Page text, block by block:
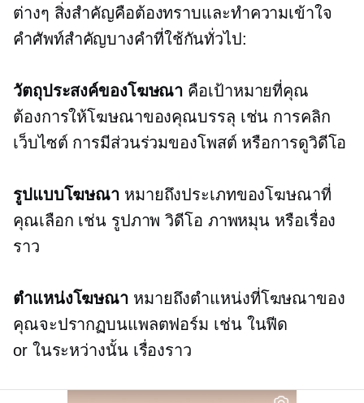
ต่างๆ สิ่งสำคัญคือต้องทราบและทำความเข้าใจ
คำศัพท์สำคัญบางคำที่ใช้กันทั่วไป:
วัตถุประสงค์ของโฆษณา คือเป้าหมายที่คุณ
ต้องการให้โฆษณาของคุณบรรลุ เช่น การคลิก
เว็บไซต์ การมีส่วนร่วมของโพสต์ หรือการดูวิดีโอ
รูปแบบโฆษณา หมายถึงประเภทของโฆษณาที่
คุณเลือก เช่น รูปภาพ วิดีโอ ภาพหมุน หรือเรื่อง
ราว
ตำแหน่งโฆษณา หมายถึงตำแหน่งที่โฆษณาของ
คุณจะปรากฏบนแพลตฟอร์ม เช่น ในฟีด
or ในระหว่างนั้นเรื่องราว